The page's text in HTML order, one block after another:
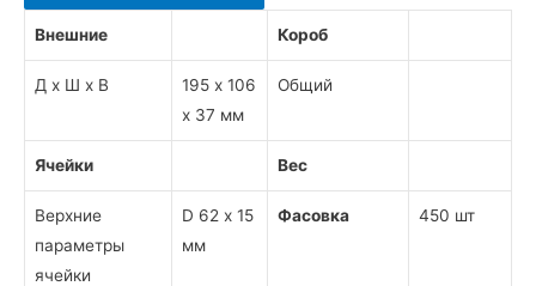
ДВУХ
ПИРОЖНЫХ
1613
Внешние Короб
Д х Ш х В
195 х 106
х 37 мм
Общий
Ячейки Вес
Верхние
параметры
ячейки
D 62 х 15
мм
Фасовка 450 шт